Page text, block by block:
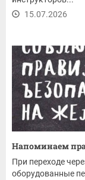
15.07.2026
Напоминаем
При переходе
оборудованные